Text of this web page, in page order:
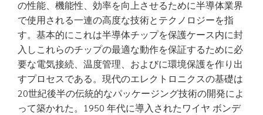
の性能、機能性、効率を向上させるために半導体業界
で使用される一連の高度な技術とテクノロジーを指
す。基本的にこれは半導体チップを保護ケース内に封
入しこれらのチップの最適な動作を保証するために必
要な電気接続、温度管理、およびに環境保護を作り出
すプロセスである。現代のエレクトロニクスの基礎は
20世紀後半の伝統的なパッケージング技術の開発によ
って築かれた。1950 年代に導入されたワイヤ ボンデ